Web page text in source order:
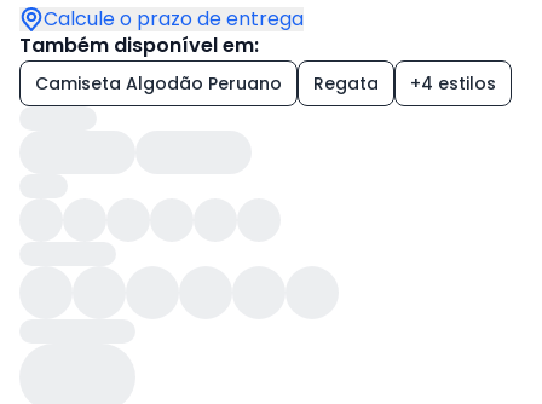
Calcule o prazo de entrega
Também disponível em:
Camiseta Algodão Peruano Regata +4 estilos